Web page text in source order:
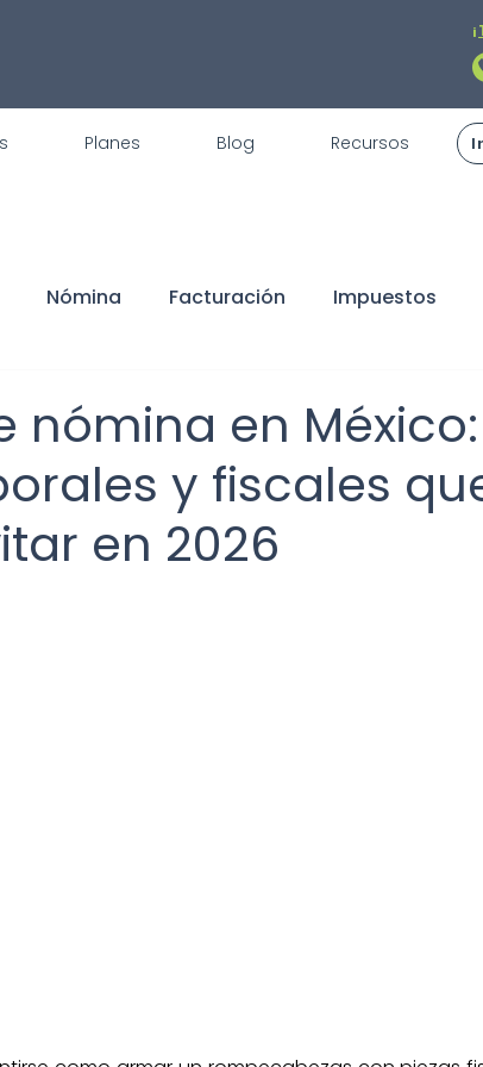
Planes Blog Recursos
Nómina Facturación Impuestos
Buen Fin Sorteo ISR
nómina en México:
y fiscales
en 2026